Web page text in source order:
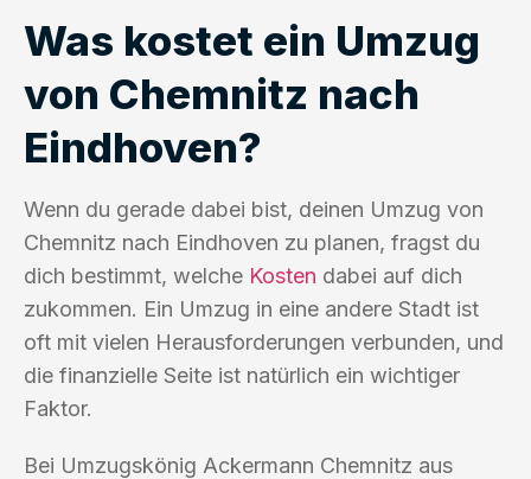
Was kostet ein Umzug
von Chemnitz nach
Eindhoven?
Wenn du gerade dabei bist, deinen Umzug von
Chemnitz nach Eindhoven zu planen, fragst du
dich bestimmt, welche Kosten dabei auf dich
zukommen. Ein Umzug in eine andere Stadt ist
oft mit vielen Herausforderungen verbunden, und
die finanzielle Seite ist natürlich ein wichtiger
Faktor.
Bei Umzugskönig Ackermann Chemnitz aus